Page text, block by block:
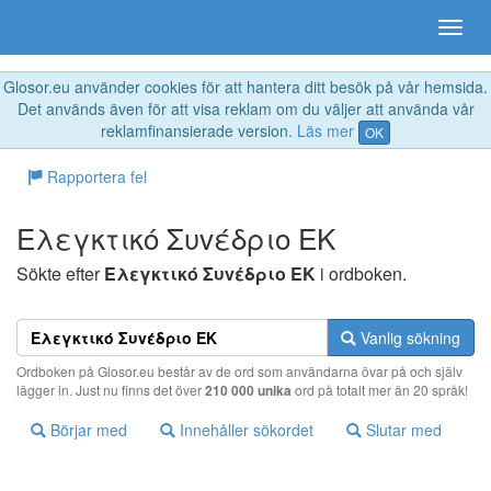
Glosor.eu använder cookies för att hantera ditt besök på vår hemsida.
Det används även för att visa reklam om du väljer att använda vår
reklamfinansierade version. Läs mer OK
Rapportera fel
Eλεγκτικό Συvέδριo EK
Sökte efterEλεγκτικό Συvέδριo EK i ordboken.
Vanlig sökning
Ordboken på Glosor.eu består av de ord som användarna övar på och själv
lägger in. Just nu finns det över210 000 unika ord på totalt mer än 20 språk!
Börjar med Innehåller sökordet Slutar med